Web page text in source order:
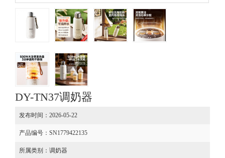
DY-TN37调奶器
发布时间：2026-05-22
产品编号：SN1779422135
所属类别： 调奶器